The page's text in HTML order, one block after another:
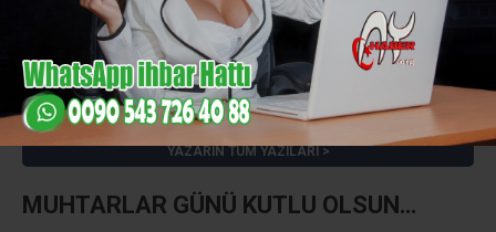
Adnan KİREÇÇİ
e-posta:adnankirecci@hotmail.com
YAZARIN TÜM YAZILARI
MUHTARLAR GÜNÜ KUTLU OLSUN…